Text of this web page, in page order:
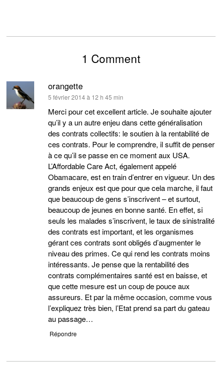
1 Comment
orangette
dit :
5 février 2014 à 12 h 45 min
Merci pour cet excellent article. Je souhaite ajouter
qu’il y a un autre enjeu dans cette généralisation
des contrats collectifs: le soutien à la rentabilité de
ces contrats. Pour le comprendre, il suffit de penser
à ce qu’il se passe en ce moment aux USA.
L’Affordable Care Act, également appelé
Obamacare, est en train d’entrer en vigueur. Un des
grands enjeux est que pour que cela marche, il faut
que beaucoup de gens s’inscrivent – et surtout,
beaucoup de jeunes en bonne santé. En effet, si
seuls les malades s’inscrivent, le taux de sinistralité
des contrats est important, et les organismes
gérant ces contrats sont obligés d’augmenter le
niveau des primes. Ce qui rend les contrats moins
intéressants. Je pense que la rentabilité des
contrats complémentaires santé est en baisse, et
que cette mesure est un coup de pouce aux
assureurs. Et par la même occasion, comme vous
l’expliquez très bien, l’Etat prend sa part du gateau
au passage…
Répondre